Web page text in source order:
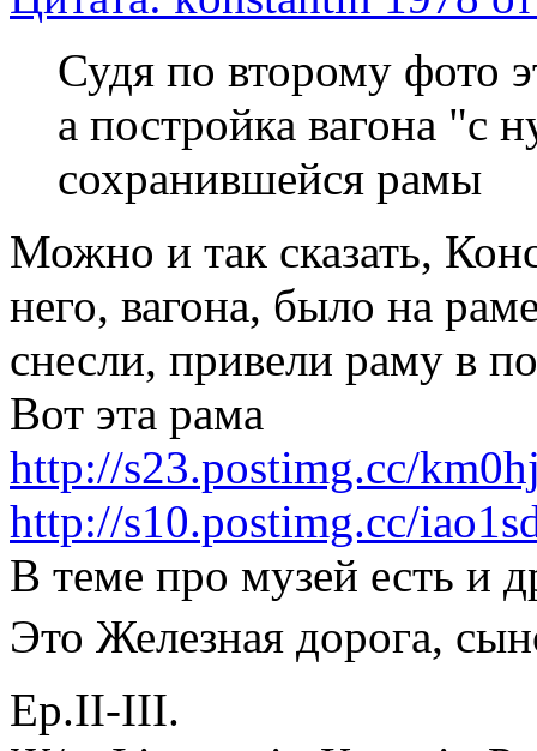
Судя по второму фото
а постройка вагона "с
сохранившейся рамы
Можно и так сказать,
него, вагона, было на
снесли, привели раму в
Вот эта рама
http://s23.postimg.cc/
http://s10.postimg.cc/
В теме про музей есть и
Это Железная дорога,
Ер.II-III.